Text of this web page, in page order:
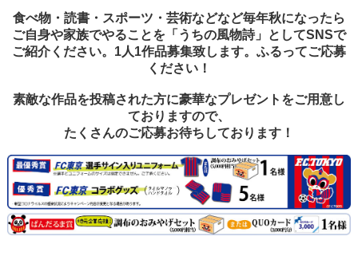
食べ物・読書・スポーツ・芸術などなど毎年秋になったら
ご自身や家族でやることを「うちの風物詩」としてSNSで
ご紹介ください。1人1作品募集致します。ふるってご応募
ください！
素敵な作品を投稿された方に豪華なプレゼントをご用意し
ておりますので、
たくさんのご応募お待ちしております！